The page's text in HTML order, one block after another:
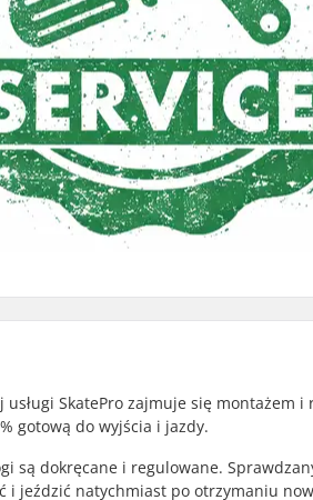
SkatePro zajmuje się montażem
gotową do wyjścia i jazdy.
są dokręcane i regulowane.
i jeździć natychmiast po otrzymaniu